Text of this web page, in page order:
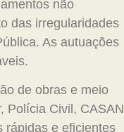
não
das irregularidades
As autuações
de obras e meio
Polícia Civil, CASAN
rápidas e eficientes